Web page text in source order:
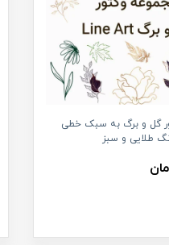
گل و برگ به سبک خطی